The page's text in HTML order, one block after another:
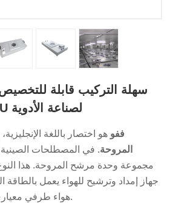
سهلة التركيب قابلة
HEPA &ULPA FFU لصناعة الأدوية
ففو هو اختصار باللغة
المروحة. في المصطلحات الصينية
مجموعة وحدة مرشح المروحة. هذا
جهاز إمداد وترشيح للهواء يعمل بالطاقة
هواء طرفي معياري مزود بقدرات الترشيح.